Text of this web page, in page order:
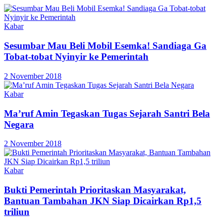
Kabar
Sesumbar Mau Beli Mobil Esemka! Sandiaga Ga
Tobat-tobat Nyinyir ke Pemerintah
2 November 2018
Kabar
Ma’ruf Amin Tegaskan Tugas Sejarah Santri Bela
Negara
2 November 2018
Kabar
Bukti Pemerintah Prioritaskan Masyarakat,
Bantuan Tambahan JKN Siap Dicairkan Rp1,5
triliun